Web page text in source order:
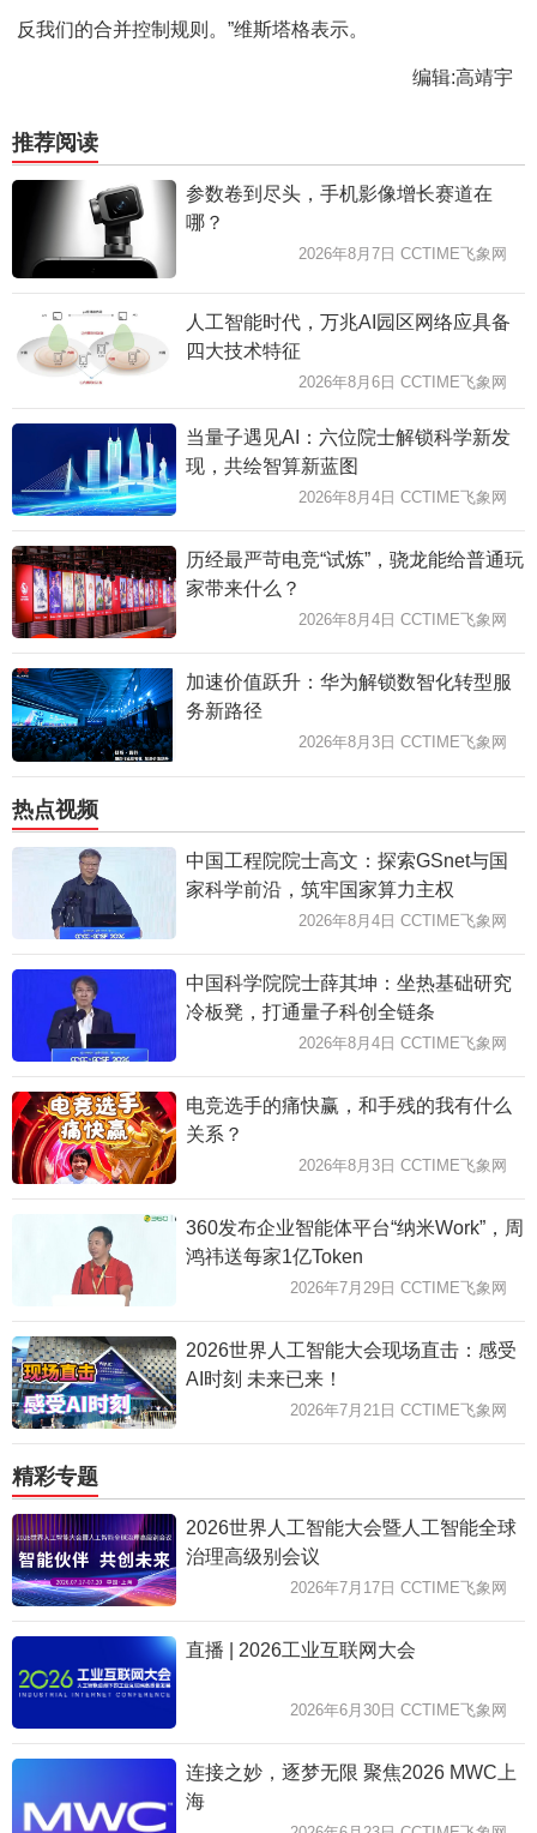
反我们的合并控制规则。”维斯塔格表示。
编辑:高靖宇
推荐阅读
参数卷到尽头，手机影像增长赛道在
哪？
2026年8月7日 CCTIME飞象网
人工智能时代，万兆AI园区网络应具备
四大技术特征
2026年8月6日 CCTIME飞象网
当量子遇见AI：六位院士解锁科学新发
现，共绘智算新蓝图
2026年8月4日 CCTIME飞象网
历经最严苛电竞“试炼”，骁龙能给普通玩
家带来什么？
2026年8月4日 CCTIME飞象网
加速价值跃升：华为解锁数智化转型服
务新路径
2026年8月3日 CCTIME飞象网
热点视频
中国工程院院士高文：探索GSnet与国
家科学前沿，筑牢国家算力主权
2026年8月4日 CCTIME飞象网
中国科学院院士薛其坤：坐热基础研究
冷板凳，打通量子科创全链条
2026年8月4日 CCTIME飞象网
电竞选手的痛快赢，和手残的我有什么
关系？
2026年8月3日 CCTIME飞象网
360发布企业智能体平台“纳米Work”，周
鸿祎送每家1亿Token
2026年7月29日 CCTIME飞象网
2026世界人工智能大会现场直击：感受
AI时刻 未来已来！
2026年7月21日 CCTIME飞象网
精彩专题
2026世界人工智能大会暨人工智能全球
治理高级别会议
2026年7月17日 CCTIME飞象网
直播 | 2026工业互联网大会
2026年6月30日 CCTIME飞象网
连接之妙，逐梦无限 聚焦2026 MWC上
海